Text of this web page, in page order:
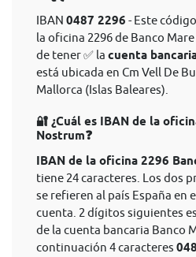
IBAN 0487 2296 - Este
la oficina 2296 de Banco
de tener ✅ la cuenta
está ubicada en Cm Vell De
Mallorca (Islas Baleares).
🔐 ¿Cuál es IBAN de la
Nostrum❓
IBAN de la oficina 2296
tiene 24 caracteres. Los dos
se refieren al país España en
cuenta. 2 dígitos siguientes
de la cuenta bancaria Banco
continuación 4 caracteres